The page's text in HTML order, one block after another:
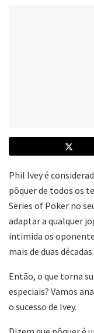
Phil Ivey é
pôquer de todos os
Series of Poker no
adaptar a qualquer
intimida os
mais de duas décadas.
Então, o que torna
especiais? Vamos
o sucesso de Ivey.